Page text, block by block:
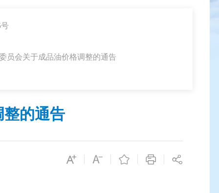
员会关于成品油价格调整的通告
的通告